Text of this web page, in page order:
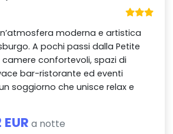
moderna e artistica
A pochi passi dalla Petite
confortevoli, spazi di
bar-ristorante ed eventi
soggiorno che unisce relax e
a notte